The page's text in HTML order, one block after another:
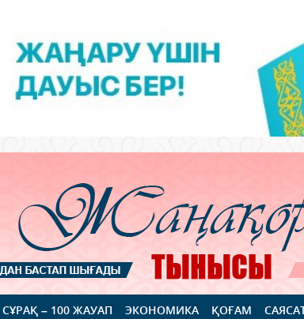
СҰРАҚ – 100 ЖАУАП ЭКОНОМИКА ҚОҒАМ